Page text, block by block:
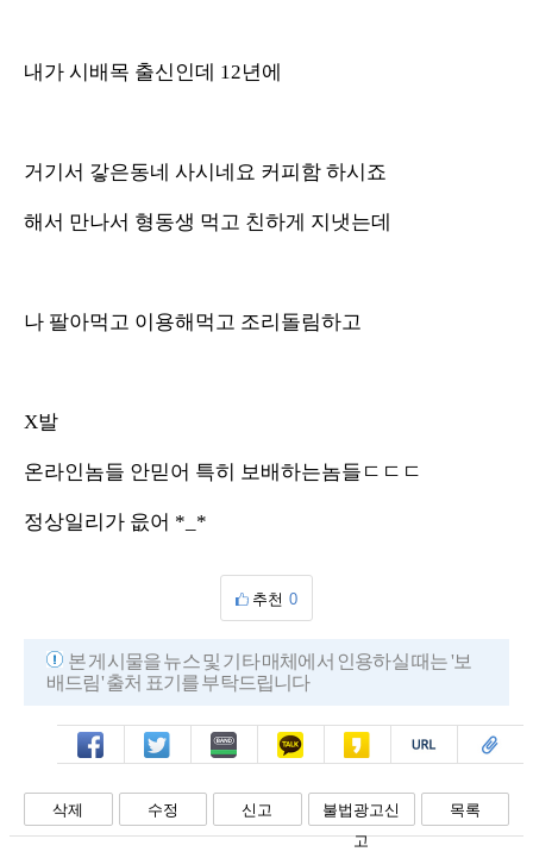
내가 시배목 출신인데 12년에
거기서 갛은동네 사시네요 커피함 하시죠
해서 만나서 형동생 먹고 친하게 지냇는데
나 팔아먹고 이용해먹고 조리돌림하고
X발
온라인놈들 안믿어 특히 보배하는놈들ㄷㄷㄷ
정상일리가 읎어 *_*
추천 0
본 게시물을 뉴스 및 기타 매체에서 인용하실 때는 '보
배드림' 출처 표기를 부탁드립니다
페북 트윗 밴드 카톡 카스 복사 스크랩
삭제 수정 신고
불법광고신
고
목록